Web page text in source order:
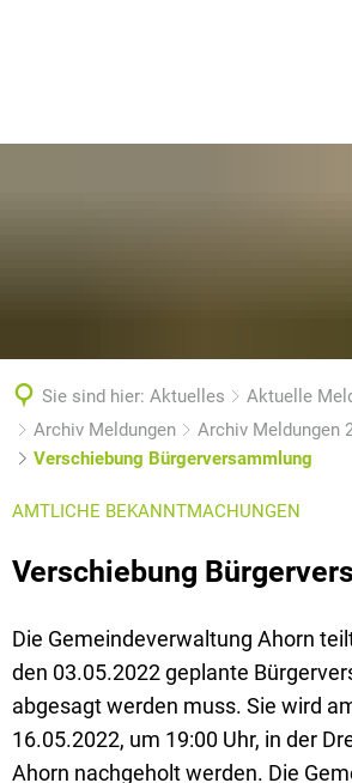
Sie sind hier: Aktuelles
Aktuelle
Archiv Meldungen
Archiv Meldungen
Verschiebung Bürgerversammlung
AMTLICHE BEKANNTMACHUNGEN
Verschiebung
Die Gemeindeverwaltung Ahorn
den 03.05.2022 geplante
abgesagt werden muss. Sie wird
16.05.2022, um 19:00 Uhr, in der
Ahorn nachgeholt werden. Die